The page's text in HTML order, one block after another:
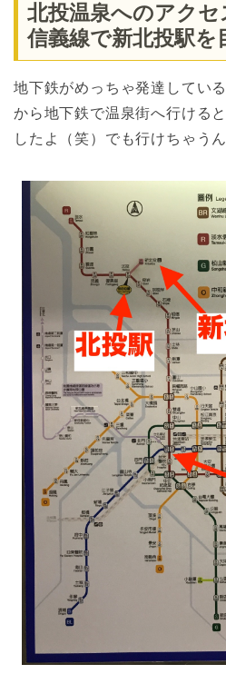
北投温泉へのアク
信義線で新北投駅を
地下鉄がめっちゃ発達してい
から地下鉄で温泉街へ行ける
したよ（笑）でも行けちゃう